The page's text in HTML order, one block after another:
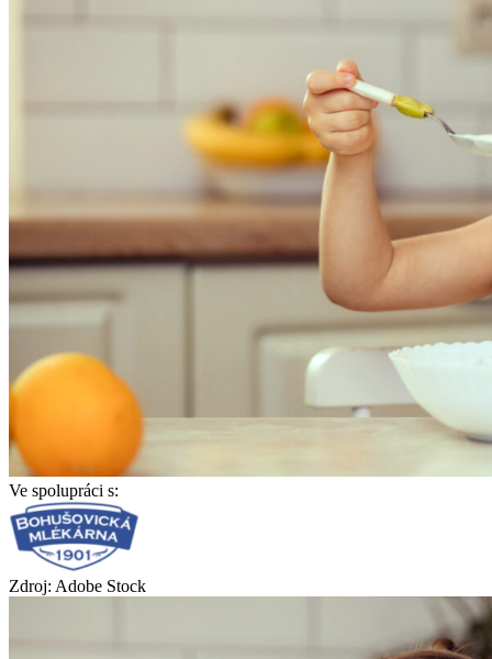
Ve spolupráci s:
Zdroj: Adobe Stock